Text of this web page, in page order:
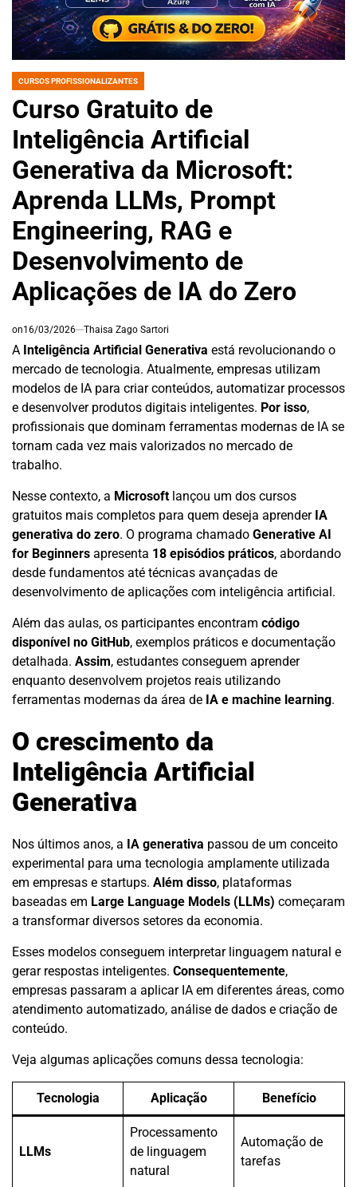
POSTED
CURSOS PROFISSIONALIZANTES
Curso Gratuito de
Inteligência Artificial
Generativa da Microsoft:
Aprenda LLMs, Prompt
Engineering, RAG e
Desenvolvimento de
Aplicações de IA do Zero
on16/03/2026 Thaisa Zago Sartori
A Inteligência Artificial Generativa está revolucionando o
mercado de tecnologia. Atualmente, empresas utilizam
modelos de IA para criar conteúdos, automatizar processos
e desenvolver produtos digitais inteligentes. Por isso,
profissionais que dominam ferramentas modernas de IA se
tornam cada vez mais valorizados no mercado de
trabalho.
Nesse contexto, a Microsoft lançou um dos cursos
gratuitos mais completos para quem deseja aprender IA
generativa do zero. O programa chamado Generative AI
for Beginners apresenta 18 episódios práticos, abordando
desde fundamentos até técnicas avançadas de
desenvolvimento de aplicações com inteligência artificial.
Além das aulas, os participantes encontram código
disponível no GitHub, exemplos práticos e documentação
detalhada. Assim, estudantes conseguem aprender
enquanto desenvolvem projetos reais utilizando
ferramentas modernas da área de IA e machine learning.
O crescimento da
Inteligência Artificial
Generativa
Nos últimos anos, a IA generativa passou de um conceito
experimental para uma tecnologia amplamente utilizada
em empresas e startups. Além disso, plataformas
baseadas em Large Language Models (LLMs) começaram
a transformar diversos setores da economia.
Esses modelos conseguem interpretar linguagem natural e
gerar respostas inteligentes. Consequentemente,
empresas passaram a aplicar IA em diferentes áreas, como
atendimento automatizado, análise de dados e criação de
conteúdo.
Veja algumas aplicações comuns dessa tecnologia:
Tecnologia Aplicação Benefício
LLMs
Processamento
de linguagem
natural
Automação de
tarefas